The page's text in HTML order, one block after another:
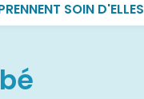
SOIN D'ELLES